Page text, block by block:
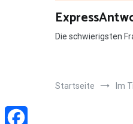
Die schwierigsten
Startseite Im